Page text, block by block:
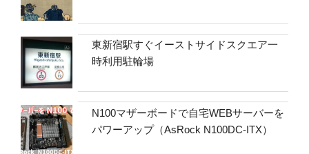
東新宿駅すぐイーストサイドスクエア一
時利用駐輪場
N100マザーボードで自宅WEBサーバーを
パワーアップ（AsRock N100DC-ITX）